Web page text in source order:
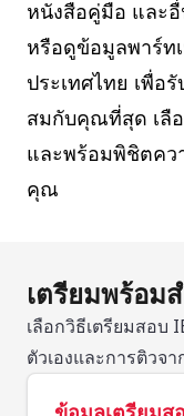
หนังสือคู่มือ และ
หรือดูข้อมูลพาร์ท
ประเทศไทย เพื่อ
สมกับคุณที่สุด เลื
และพร้อมพิชิตคว
คุณ
เตรียมพร้อม
เลือกวิธีเตรียมสอบ
ตัวเองและการติวจ